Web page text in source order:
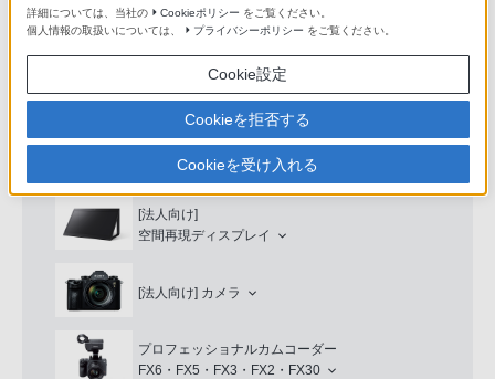
以下の製品・サービスは専用窓口がございます。対象の
アイコンをクリックしてリンク先の窓口よりお問い合わ
業務用ディスプレイ・テレビ
[法人向け]ブラビア
[法人向け]
空間再現ディスプレイ
[法人向け] カメラ
プロフェッショナルカムコーダー
FX6・FX5・FX3・FX2・FX30
詳細については、当社の Cookieポリシー をご覧ください。
個人情報の取扱いについては、
プライバシーポリシー をご覧ください。
Cookie設定
Cookieを拒否する
Cookieを受け入れる